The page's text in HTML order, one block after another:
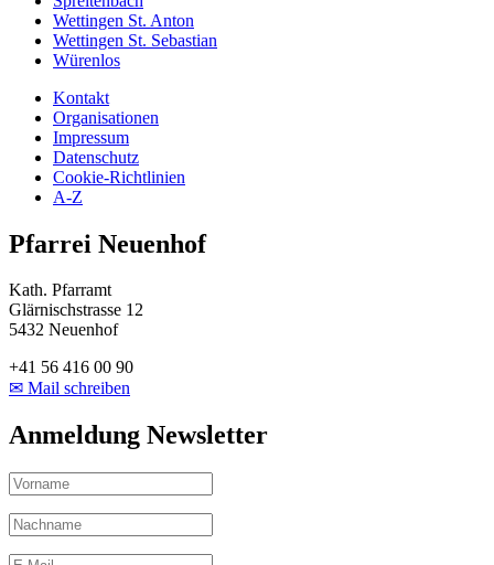
Wettingen St. Anton
Wettingen St. Sebastian
Würenlos
Kontakt
Organisationen
Impressum
Datenschutz
Cookie-Richtlinien
A-Z
Pfarrei Neuenhof
Kath. Pfarramt
Glärnischstrasse 12
5432 Neuenhof
+41 56 416 00 90
✉ Mail schreiben
Anmeldung Newsletter